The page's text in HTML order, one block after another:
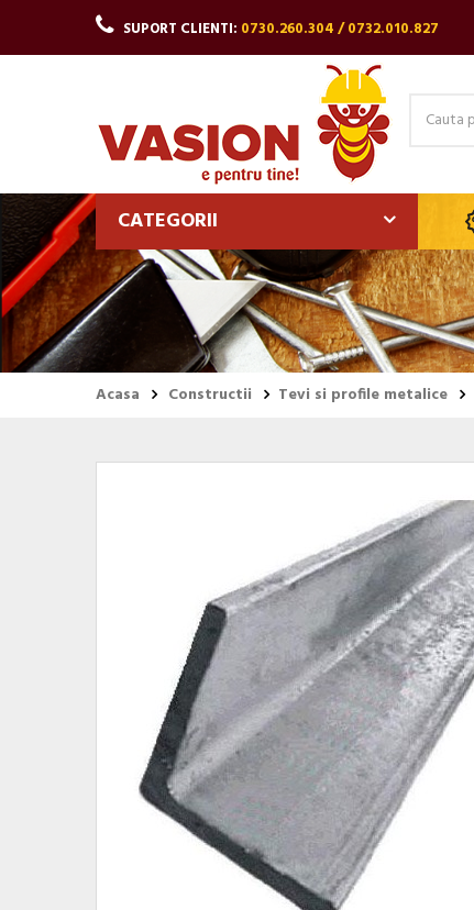
SUPORT CLIENTI: 0730.260.304 / 0732.010.827
CATEGORII
Acasa Constructii Tevi si profile metalice